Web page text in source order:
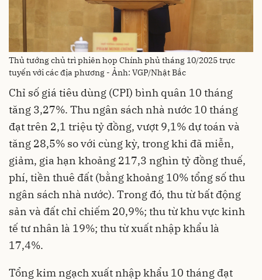
Thủ tướng chủ trì phiên họp Chính phủ tháng 10/2025 trực
tuyến với các địa phương - Ảnh: VGP/Nhật Bắc
Chỉ số giá tiêu dùng (CPI) bình quân 10 tháng
tăng 3,27%. Thu ngân sách nhà nước 10 tháng
đạt trên 2,1 triệu tỷ đồng, vượt 9,1% dự toán và
tăng 28,5% so với cùng kỳ, trong khi đã miễn,
giảm, gia hạn khoảng 217,3 nghìn tỷ đồng thuế,
phí, tiền thuê đất (bằng khoảng 10% tổng số thu
ngân sách nhà nước). Trong đó, thu từ bất động
sản và đất chỉ chiếm 20,9%; thu từ khu vực kinh
tế tư nhân là 19%; thu từ xuất nhập khẩu là
17,4%.
Tổng kim ngạch xuất nhập khẩu 10 tháng đạt